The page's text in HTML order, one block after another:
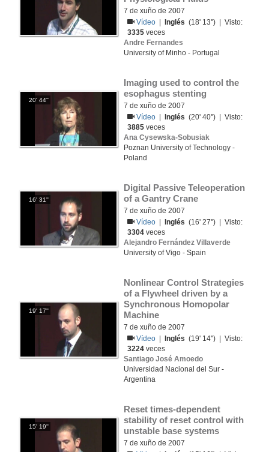
7 de xuño de 2007
Vídeo
Inglés (18' 13'') | Visto:
3335 veces
Andre Fernandes
University of Minho - Portugal
20' 44''
Imaging used to control the
esophagus stenting
7 de xuño de 2007
Vídeo
Inglés (20' 40'') | Visto:
3885 veces
Ana Cysewska-Sobusiak
Poznan University of Technology -
Poland
16' 31''
Digital Passive Teleoperation
of a Gantry Crane
7 de xuño de 2007
Vídeo
Inglés (16' 27'') | Visto:
3304 veces
Alejandro Fernández Villaverde
University of Vigo - Spain
19' 17''
Nonlinear Control Strategies
of a Flywheel driven by a
Synchronous Homopolar
Machine
7 de xuño de 2007
Vídeo
Inglés (19' 14'') | Visto:
3224 veces
Santiago José Amoedo
Universidad Nacional del Sur -
Argentina
15' 19''
Reset times-dependent
stability of reset control with
unstable base systems
7 de xuño de 2007